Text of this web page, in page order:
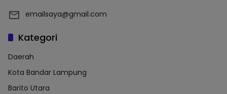
emailsaya@gmail.com
Kategori
Daerah
Kota Bandar Lampung
Barito Utara